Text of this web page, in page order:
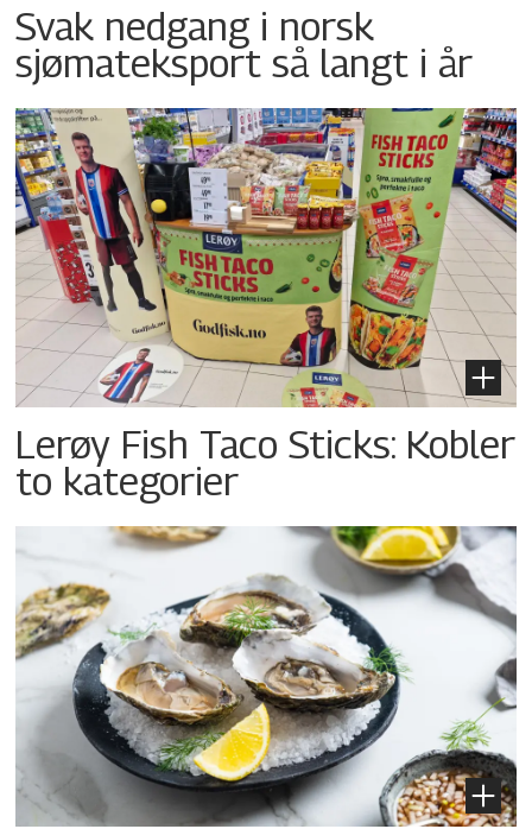
Svak nedgang i norsk
sjømateksport så langt i år
Lerøy Fish Taco Sticks: Kobler
to kategorier